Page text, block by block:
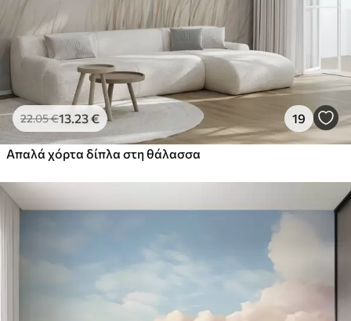
22.05€13.23€ 19
Απαλά χόρτα δίπλα στη θάλασσα